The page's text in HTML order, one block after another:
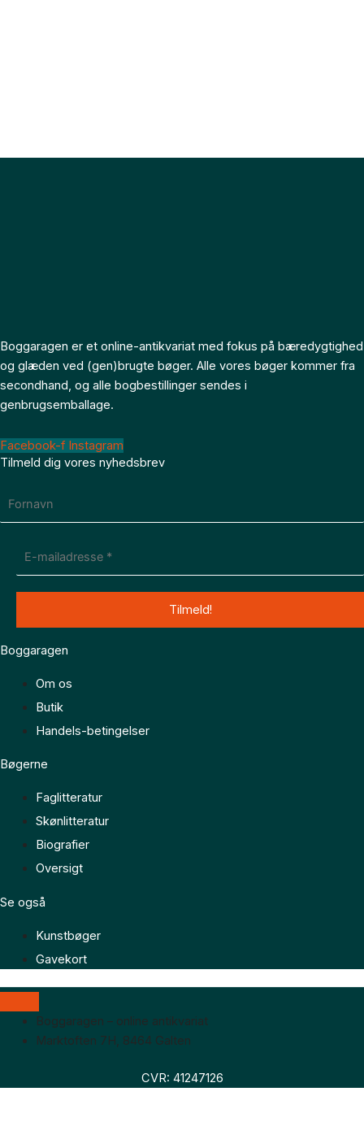
Boggaragen er et online-antikvariat med fokus på bæredygtighed
og glæden ved (gen)brugte bøger. Alle vores bøger kommer fra
secondhand, og alle bogbestillinger sendes i
genbrugsemballage.
Facebook-f Instagram
Tilmeld dig vores nyhedsbrev
Boggaragen
Om os
Butik
Handels-betingelser
Bøgerne
Faglitteratur
Skønlitteratur
Biografier
Oversigt
Se også
Kunstbøger
Gavekort
Boggaragen – online antikvariat
Marktoften 7H, 8464 Galten
CVR: 41247126